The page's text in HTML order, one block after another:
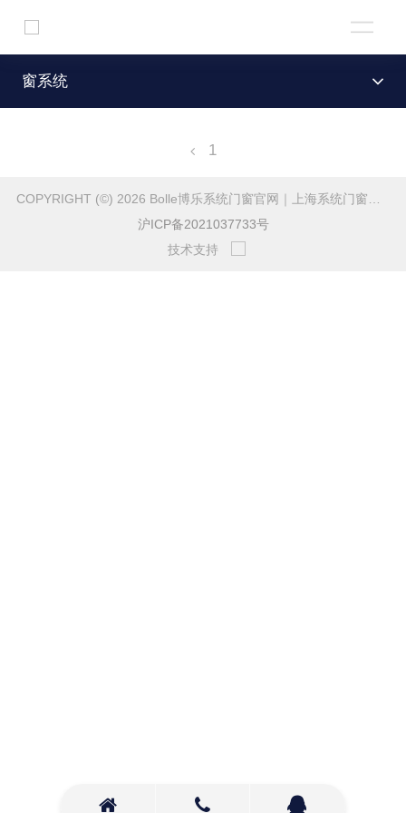
1
沪ICP备2021037733号
技术支持
窗系统